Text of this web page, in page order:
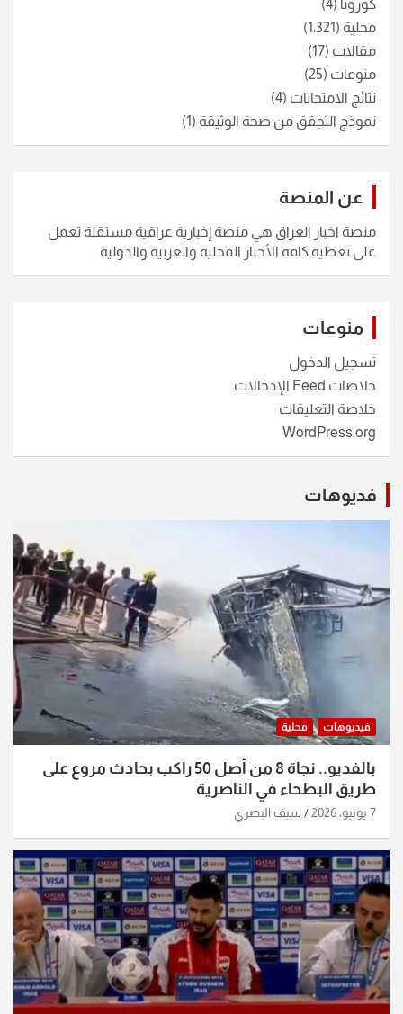
كورونا (4)
محلية (1٬321)
مقالات (17)
منوعات (25)
نتائج الامتحانات (4)
نموذج التجقق من صحة الوثيقة (1)
عن المنصة
منصة اخبار العراق هي منصة إخبارية عراقية مستقلة تعمل
على تغطية كافة الأخبار المحلية والعربية والدولية
منوعات
تسجيل الدخول
خلاصات Feed الإدخالات
خلاصة التعليقات
WordPress.org
فديوهات
فيديوهات محلية
بالفديو.. نجاة 8 من أصل 50 راكب بحادث مروع على
طريق البطحاء في الناصرية
7 يونيو، 2026 سيف البصري